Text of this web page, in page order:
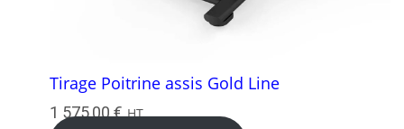
Tirage Poitrine assis Gold Line
1 575,00€ HT